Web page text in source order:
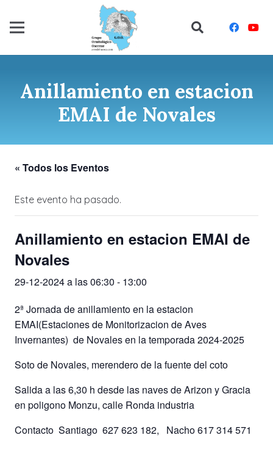
Anillamiento en estacion
EMAI de Novales
« Todos los Eventos
Este evento ha pasado.
Anillamiento en estacion EMAI de
Novales
29-12-2024 a las 06:30 - 13:00
2ª Jornada de anillamiento en la estacion
EMAI(Estaciones de Monitorizacion de Aves
Invernantes) de Novales en la temporada 2024-2025
Soto de Novales, merendero de la fuente del coto
Salida a las 6,30 h desde las naves de Arizon y Gracia
en poligono Monzu, calle Ronda industria
Contacto Santiago 627 623 182, Nacho 617 314 571